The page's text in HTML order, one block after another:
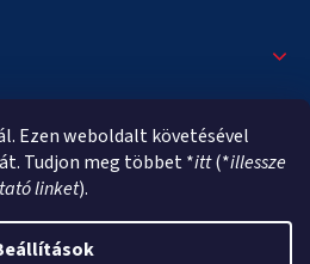
Ezen weboldalt követésével
Tudjon meg többet *itt(*illessze
linket).